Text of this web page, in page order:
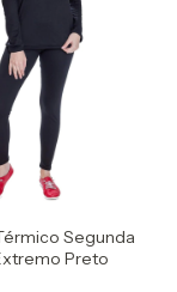
Segunda
Preto